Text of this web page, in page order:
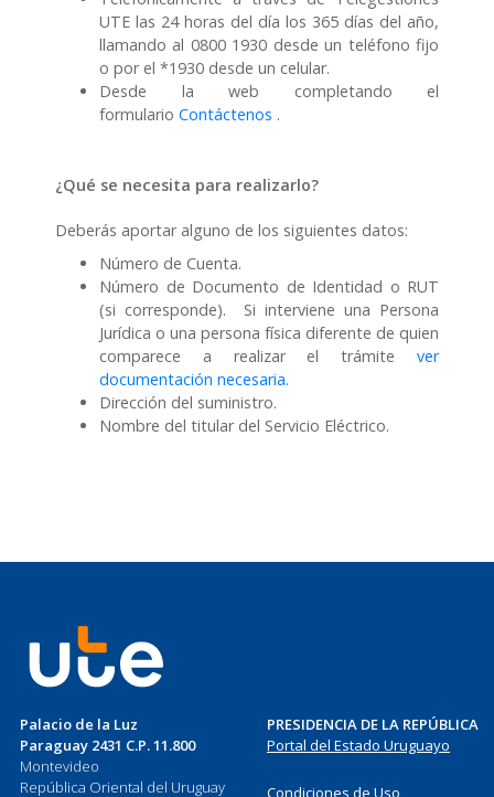
UTE las 24 horas del día los 365 días del año,
llamando al 0800 1930 desde un teléfono fijo
o por el *1930 desde un celular.
Desde la web completando el
formulario Contáctenos .
¿Qué se necesita para realizarlo?
Deberás aportar alguno de los siguientes datos:
Número de Cuenta.
Número de Documento de Identidad o RUT
(si corresponde). Si interviene una Persona
Jurídica o una persona física diferente de quien
comparece a realizar el trámite ver
documentación necesaria.
Dirección del suministro.
Nombre del titular del Servicio Eléctrico.
Palacio de la Luz
Paraguay 2431 C.P. 11.800
Montevideo
República Oriental del Uruguay
PRESIDENCIA DE LA REPÚBLICA
Portal del Estado Uruguayo
Condiciones de Uso